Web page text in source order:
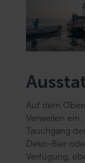
Auf dem
Verweilen
Tauchgang
Deko-Bier
Verfügung,